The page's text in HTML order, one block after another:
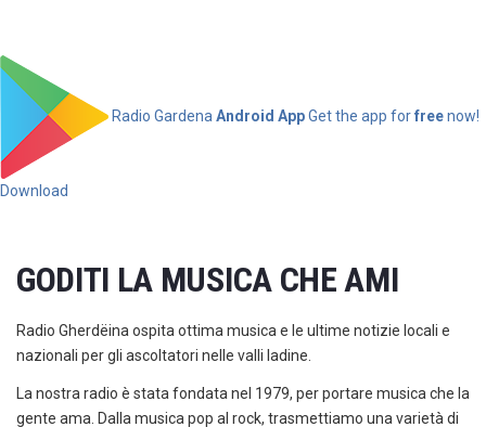
Radio Gardena Android AppGet the app forfreenow!
Download
GODITI LA MUSICA CHE AMI
Radio Gherdëina ospita ottima musica e le ultime notizie locali e
nazionali per gli ascoltatori nelle valli ladine.
La nostra radio è stata fondata nel 1979, per portare musica che la
gente ama. Dalla musica pop al rock, trasmettiamo una varietà di